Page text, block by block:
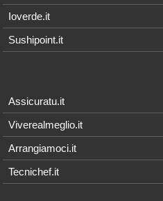
Ioverde.it
Sushipoint.it
Assicuratu.it
Viverealmeglio.it
Arrangiamoci.it
Tecnichef.it